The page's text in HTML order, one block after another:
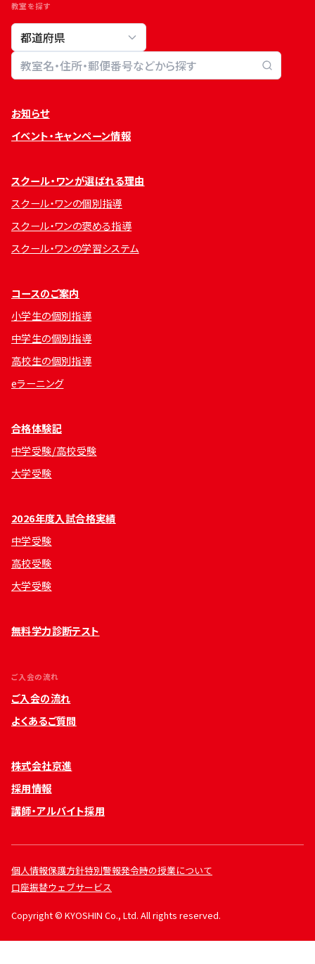
教室を探す
教室検索
お知らせ
イベント・キャンペーン情報
スクール・ワンが選ばれる理由
スクール・ワンの個別指導
スクール・ワンの褒める指導
スクール・ワンの学習システム
コースのご案内
小学生の個別指導
中学生の個別指導
高校生の個別指導
eラーニング
合格体験記
中学受験/高校受験
大学受験
2026年度入試合格実績
中学受験
高校受験
大学受験
無料学力診断テスト
ご入会の流れ
ご入会の流れ
よくあるご質問
株式会社京進
採用情報
講師・アルバイト採用
個人情報保護方針特別警報発令時の授業について
口座振替ウェブサービス
Copyright © KYOSHIN Co., Ltd. All rights reserved.